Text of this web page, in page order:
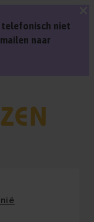
telefonisch niet
naar